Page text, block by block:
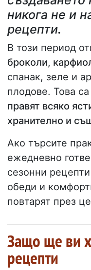
никога не и
рецепти.
В този период
броколи,
спанак, зеле и
плодове. Това са
правят всяко
хранително и
Ако търсите
ежедневно
сезонни
обеди и
повтарят през
Защо ще ви
рецепти